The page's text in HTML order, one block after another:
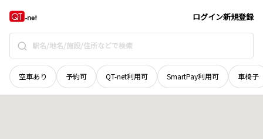
ログイン新規登録
空車あり 予約可 QT-net利用可 SmartPay利用可 車椅子
岩手県